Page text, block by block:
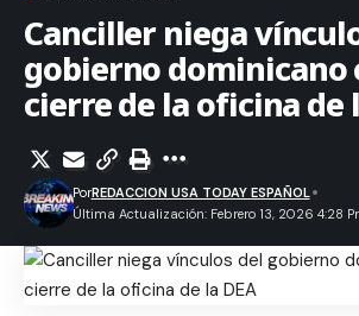
Canciller niega
gobierno dominicano
cierre de la oficina de
Última Actualización: Febrero 13, 2026 4:28
PorREDACCION USA TODAY ESPAÑOL